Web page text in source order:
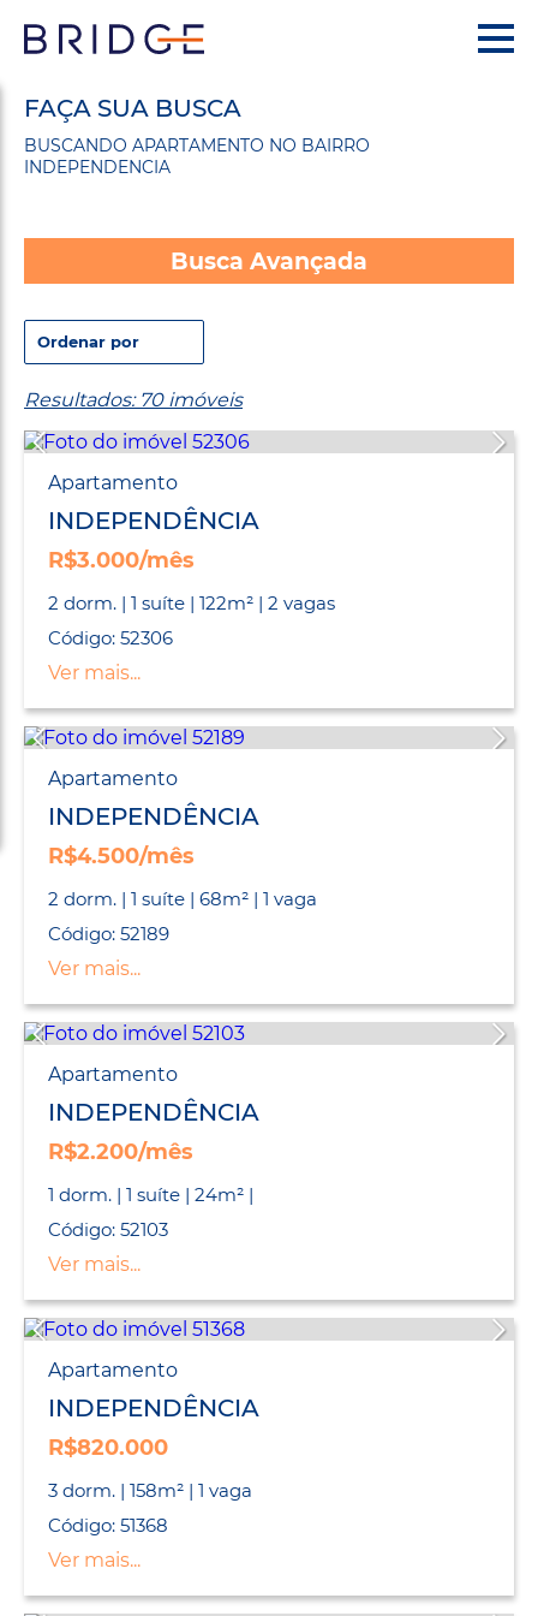
FAÇA SUA BUSCA
BUSCANDO APARTAMENTO NO BAIRRO
INDEPENDENCIA
Busca Avançada
Resultados: 70 imóveis
Apartamento
INDEPENDÊNCIA
R$3.000/mês
2 dorm. | 1 suíte | 122m² | 2 vagas
Código: 52306
Ver mais...
Apartamento
INDEPENDÊNCIA
R$4.500/mês
2 dorm. | 1 suíte | 68m² | 1 vaga
Código: 52189
Ver mais...
Apartamento
INDEPENDÊNCIA
R$2.200/mês
1 dorm. | 1 suíte | 24m² |
Código: 52103
Ver mais...
Apartamento
INDEPENDÊNCIA
R$820.000
3 dorm. | 158m² | 1 vaga
Código: 51368
Ver mais...